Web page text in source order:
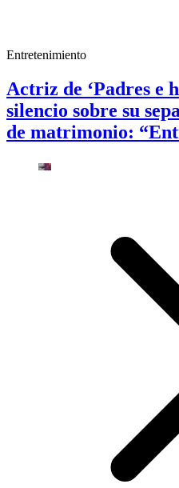
Entretenimiento
Actriz de ‘Padres e
silencio sobre su
de matrimonio: